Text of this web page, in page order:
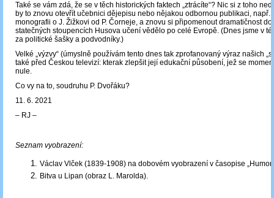
Také se vám zdá, že se v těch historických faktech „ztrácíte“? Nic si z toho
by to znovu otevřít učebnici dějepisu nebo nějakou odbornou publikaci, např.
monografii o J. Žižkovi od P. Čorneje, a znovu si připomenout dramatičnost
statečných stoupencích Husova učení vědělo po celé Evropě. (Dnes jsme v
za politické šašky a podvodníky.)
Velké „výzvy“ (úmyslně používám tento dnes tak zprofanovaný výraz našich
také před Českou televizí: kterak zlepšit její edukační působení, jež se
nule.
Co vy na to, soudruhu P. Dvořáku?
11. 6. 2021
‒ RJ ‒
Seznam vyobrazení:
Václav Vlček (1839-1908) na dobovém vyobrazení v časopise
Bitva u Lipan (obraz L. Marolda).